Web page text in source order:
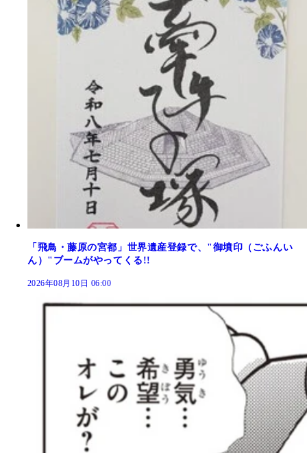
「飛鳥・藤原の宮都」世界遺産登録で、"御墳印（ごふんい
ん）"ブームがやってくる!!
2026年08月10日 06:00